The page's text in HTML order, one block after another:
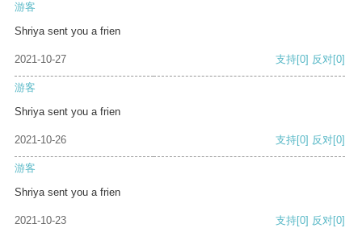
游客
Shriya sent you a frien
2021-10-27 支持[0] 反对[0]
游客
Shriya sent you a frien
2021-10-26 支持[0] 反对[0]
游客
Shriya sent you a frien
2021-10-23 支持[0] 反对[0]